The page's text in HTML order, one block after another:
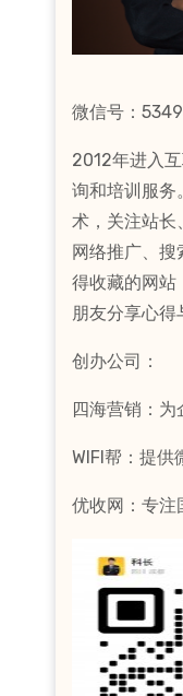
微信号：
2012年进入
询和培训服务
术，关注站长
网络推广、搜
得收藏的网站
朋友分享心得
创办公司：
四海营销：为
WIFI帮：提供
优收网：专注